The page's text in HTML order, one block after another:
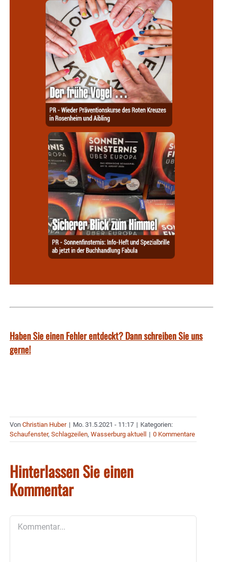
Haben Sie einen Fehler entdeckt? Dann schreiben Sie uns
gerne!
Von Christian Huber | Mo. 31.5.2021 - 11:17 | Kategorien:
Schaufenster, Schlagzeilen, Wasserburg aktuell | 0 Kommentare
Hinterlassen Sie einen
Kommentar